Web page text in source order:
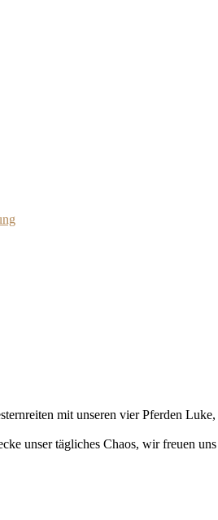
mit unseren vier Pferden
unser tägliches Chaos, wir freuen